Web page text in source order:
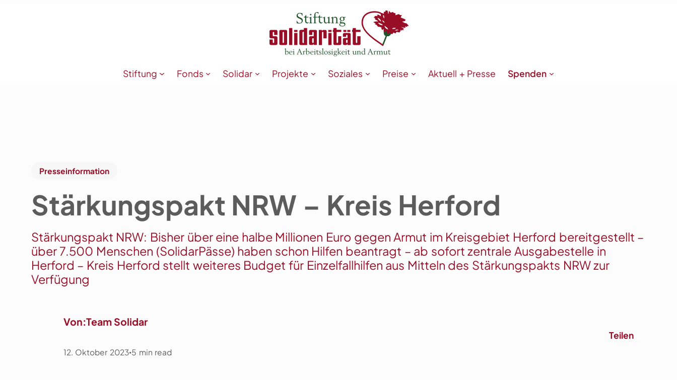
Stiftung Fonds Solidar Projekte Soziales Preise Aktuell + Presse Spenden
Presseinformation
Stärkungspakt NRW – Kreis Herford
Stärkungspakt NRW: Bisher über eine halbe Millionen Euro gegen Armut im Kreisgebiet Herford bereitgestellt –
über 7.500 Menschen (SolidarPässe) haben schon Hilfen beantragt – ab sofort zentrale Ausgabestelle in
Herford – Kreis Herford stellt weiteres Budget für Einzelfallhilfen aus Mitteln des Stärkungspakts NRW zur
Verfügung
Von:Team Solidar
12. Oktober 2023•5 min read
TeilenLink